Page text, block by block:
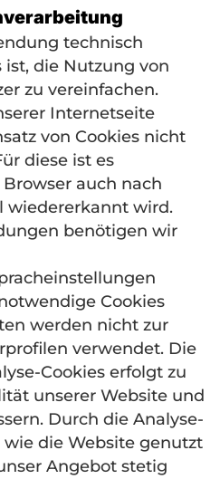
technisch
die Nutzung von
zu vereinfachen.
Internetseite
von Cookies nicht
diese ist es
auch nach
wiedererkannt wird.
benötigen wir
Cookies
werden nicht zur
verwendet. Die
Cookies erfolgt zu
unserer Website und
Durch die Analyse-
wie die Website genutzt
Angebot stetig